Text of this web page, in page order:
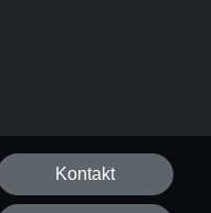
Kontakt